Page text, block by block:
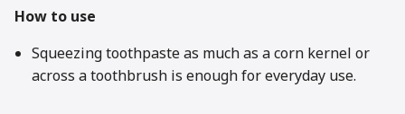
How to use
Squeezing toothpaste as much as a corn kernel or
across a toothbrush is enough for everyday use.